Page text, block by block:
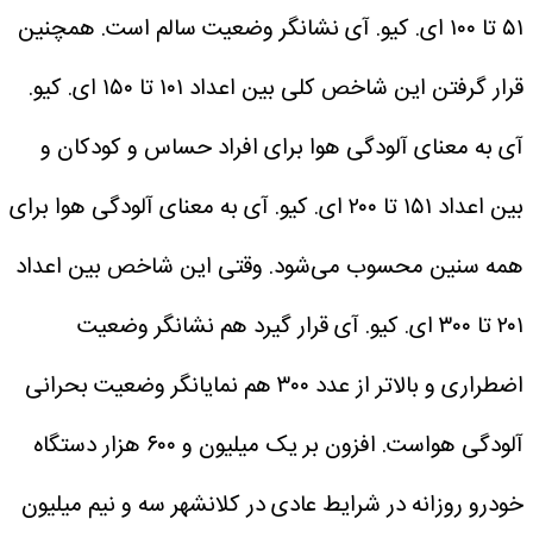
۵۱ تا ۱۰۰ ای. کیو. آی نشانگر وضعیت سالم است.
همچنین
قرار گرفتن این شاخص کلی بین اعداد ۱۰۱ تا ۱۵۰ ای. کیو.
آی به معنای آلودگی هوا برای افراد حساس و کودکان و
بین اعداد ۱۵۱ تا ۲۰۰ ای. کیو. آی به معنای آلودگی هوا برای
همه سنین محسوب می‌شود. وقتی این شاخص بین اعداد
۲۰۱ تا ۳۰۰ ای. کیو. آی قرار گیرد هم نشانگر وضعیت
اضطراری و بالاتر از عدد ۳۰۰ هم نمایانگر وضعیت بحرانی
آلودگی هواست.
افزون بر یک میلیون و ۶۰۰ هزار دستگاه
خودرو روزانه در شرایط عادی در کلانشهر سه و نیم میلیون